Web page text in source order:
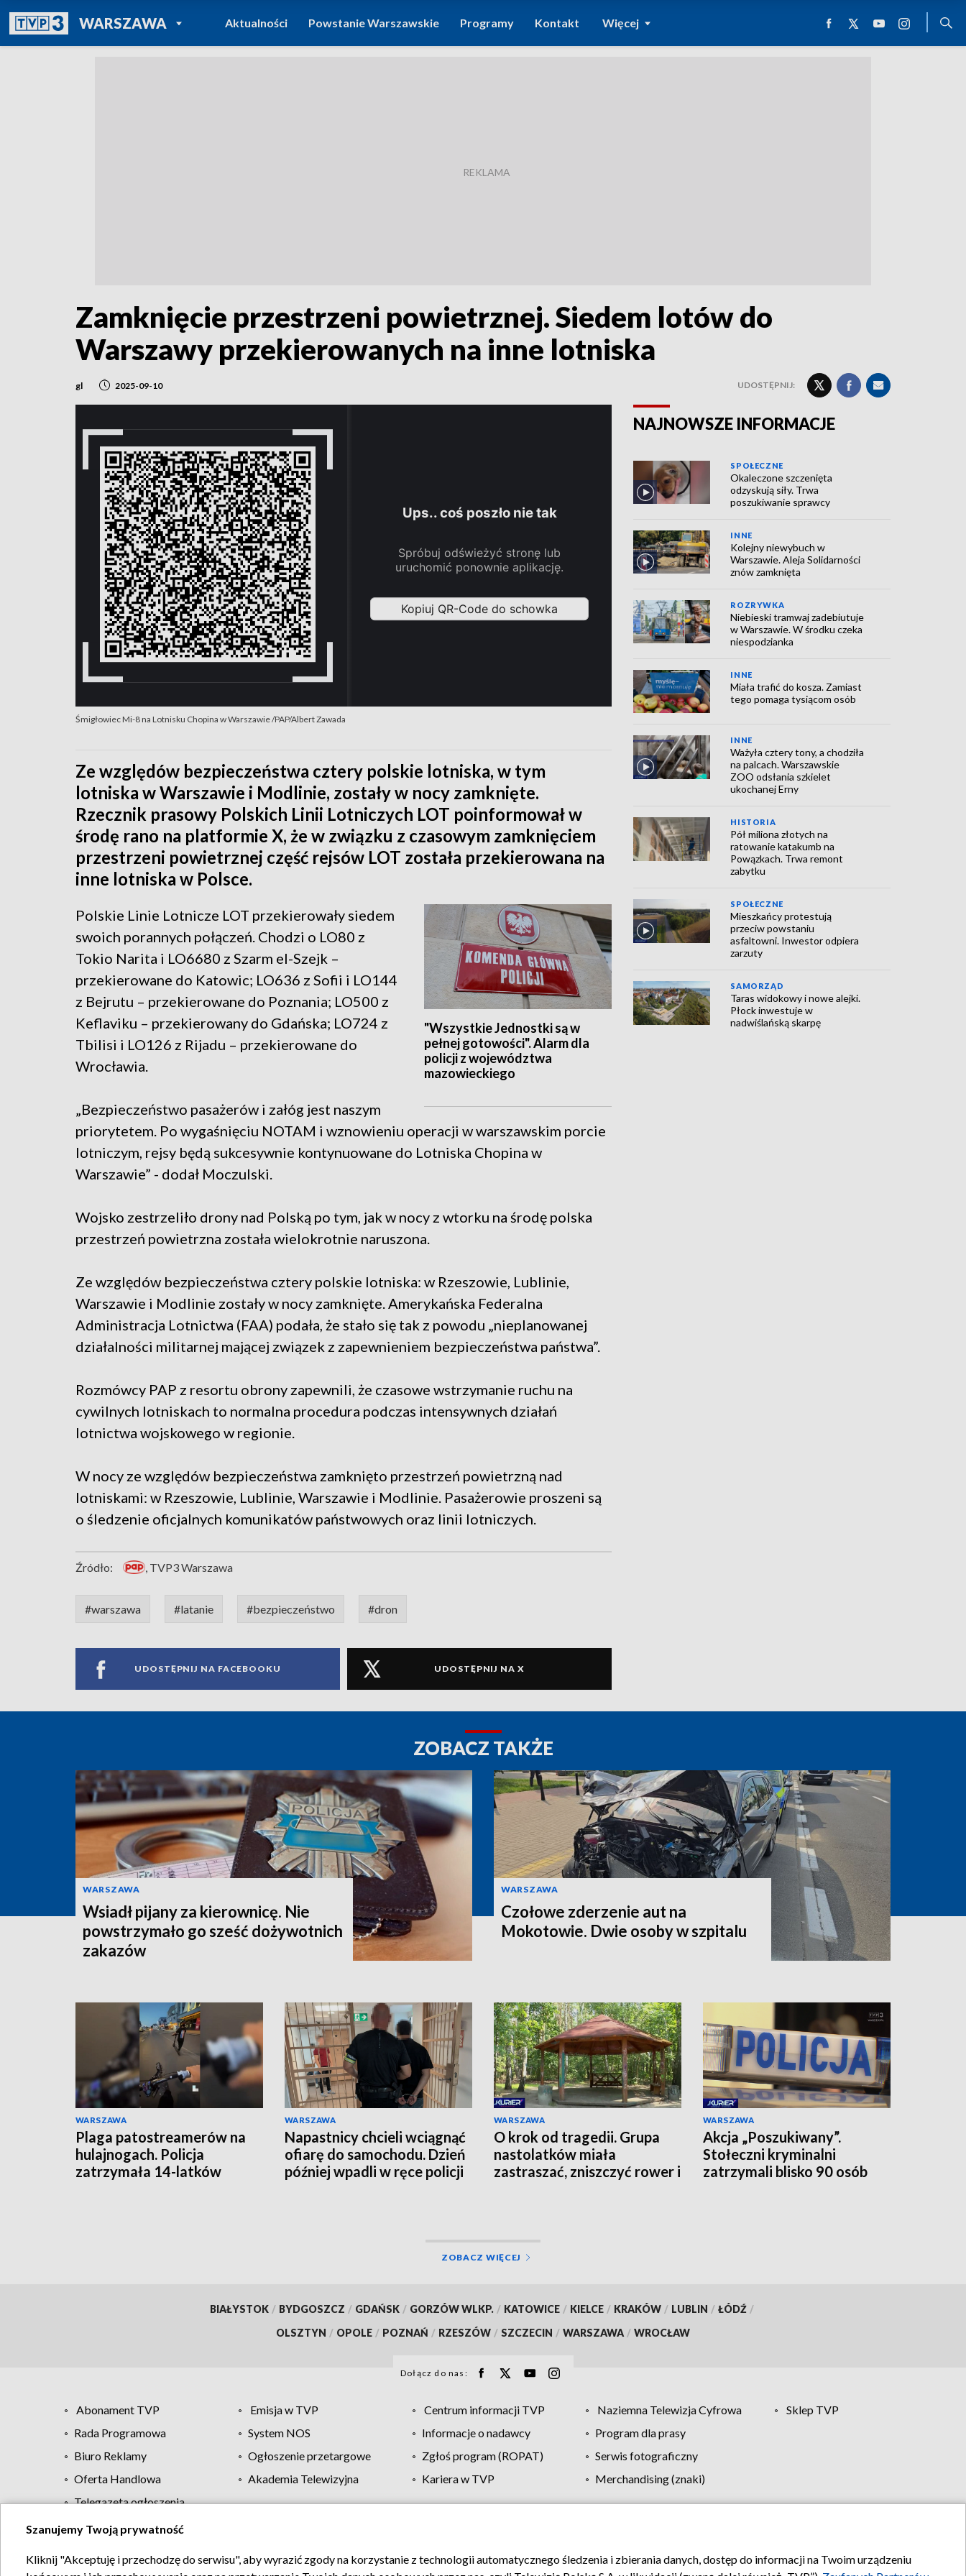
WARSZAWAPOWRÓT DO
TVP REGIONY
Aktualności Powstanie Warszawskie Programy Kontakt Więcej
Zamknięcie przestrzeni powietrznej. Siedem lotów do
Warszawy przekierowanych na inne lotniska
gl 2025-09-10 UDOSTĘPNIJ:
Śmigłowiec Mi-8 na Lotnisku Chopina w Warszawie /PAP/Albert Zawada
Ze względów bezpieczeństwa cztery polskie lotniska, w tym
lotniska w Warszawie i Modlinie, zostały w nocy zamknięte.
Rzecznik prasowy Polskich Linii Lotniczych LOT poinformował w
środę rano na platformie X, że w związku z czasowym zamknięciem
przestrzeni powietrznej część rejsów LOT została przekierowana na
inne lotniska w Polsce.
"Wszystkie Jednostki są w
pełnej gotowości". Alarm dla
policji z województwa
mazowieckiego
Polskie Linie Lotnicze LOT przekierowały siedem
swoich porannych połączeń. Chodzi o LO80 z
Tokio Narita i LO6680 z Szarm el-Szejk –
przekierowane do Katowic; LO636 z Sofii i LO144
z Bejrutu – przekierowane do Poznania; LO500 z
Keflaviku – przekierowany do Gdańska; LO724 z
Tbilisi i LO126 z Rijadu – przekierowane do
Wrocławia.
„Bezpieczeństwo pasażerów i załóg jest naszym
priorytetem. Po wygaśnięciu NOTAM i wznowieniu operacji w warszawskim porcie
lotniczym, rejsy będą sukcesywnie kontynuowane do Lotniska Chopina w
Warszawie” - dodał Moczulski.
Wojsko zestrzeliło drony nad Polską po tym, jak w nocy z wtorku na środę polska
przestrzeń powietrzna została wielokrotnie naruszona.
Ze względów bezpieczeństwa cztery polskie lotniska: w Rzeszowie, Lublinie,
Warszawie i Modlinie zostały w nocy zamknięte. Amerykańska Federalna
Administracja Lotnictwa (FAA) podała, że stało się tak z powodu „nieplanowanej
działalności militarnej mającej związek z zapewnieniem bezpieczeństwa państwa”.
Rozmówcy PAP z resortu obrony zapewnili, że czasowe wstrzymanie ruchu na
cywilnych lotniskach to normalna procedura podczas intensywnych działań
lotnictwa wojskowego w regionie.
W nocy ze względów bezpieczeństwa zamknięto przestrzeń powietrzną nad
lotniskami: w Rzeszowie, Lublinie, Warszawie i Modlinie. Pasażerowie proszeni są
o śledzenie oficjalnych komunikatów państwowych oraz linii lotniczych.
Źródło: , TVP3 Warszawa
#warszawa #latanie #bezpieczeństwo #dron
UDOSTĘPNIJ NA FACEBOOKU UDOSTĘPNIJ NA X
NAJNOWSZE INFORMACJE
SPOŁECZNE
Okaleczone szczenięta
odzyskują siły. Trwa
poszukiwanie sprawcy
INNE
Kolejny niewybuch w
Warszawie. Aleja Solidarności
znów zamknięta
ROZRYWKA
Niebieski tramwaj zadebiutuje
w Warszawie. W środku czeka
niespodzianka
INNE
Miała trafić do kosza. Zamiast
tego pomaga tysiącom osób
INNE
Ważyła cztery tony, a chodziła
na palcach. Warszawskie
ZOO odsłania szkielet
ukochanej Erny
HISTORIA
Pół miliona złotych na
ratowanie katakumb na
Powązkach. Trwa remont
zabytku
SPOŁECZNE
Mieszkańcy protestują
przeciw powstaniu
asfaltowni. Inwestor odpiera
zarzuty
SAMORZĄD
Taras widokowy i nowe alejki.
Płock inwestuje w
nadwiślańską skarpę
ZOBACZ TAKŻE
WARSZAWA
Wsiadł pijany za kierownicę. Nie
powstrzymało go sześć dożywotnich
zakazów
WARSZAWA
Czołowe zderzenie aut na
Mokotowie. Dwie osoby w szpitalu
WARSZAWA
Plaga patostreamerów na
hulajnogach. Policja
zatrzymała 14-latków
WARSZAWA
Napastnicy chcieli wciągnąć
ofiarę do samochodu. Dzień
później wpadli w ręce policji
WARSZAWA
O krok od tragedii. Grupa
nastolatków miała
zastraszać, zniszczyć rower i
WARSZAWA
Akcja „Poszukiwany”.
Stołeczni kryminalni
zatrzymali blisko 90 osób
ZOBACZ WIĘCEJ
BIAŁYSTOK / BYDGOSZCZ / GDAŃSK / GORZÓW WLKP. / KATOWICE / KIELCE / KRAKÓW / LUBLIN / ŁÓDŹ /
OLSZTYN / OPOLE / POZNAŃ / RZESZÓW / SZCZECIN / WARSZAWA / WROCŁAW
Dołącz do nas:
Abonament TVP Emisja w TVP Centrum informacji TVP Naziemna Telewizja Cyfrowa
Sklep TVP
Rada Programowa
System NOS Informacje o nadawcy
Program dla prasy
Biuro Reklamy
Ogłoszenie przetargowe Zgłoś program (ROPAT)
Serwis fotograficzny
Oferta Handlowa
Akademia Telewizyjna Kariera w TVP
Merchandising (znaki)
Telegazeta ogłoszenia
Regulamin TVP Polityka prywatności Moje zgody Pomoc Biuro reklamy Kontakt
Szanujemy Twoją prywatność
Kliknij "Akceptuję i przechodzę do serwisu", aby wyrazić zgody na korzystanie z technologii automatycznego śledzenia i zbierania danych, dostęp do informacji na Twoim urządzeniu